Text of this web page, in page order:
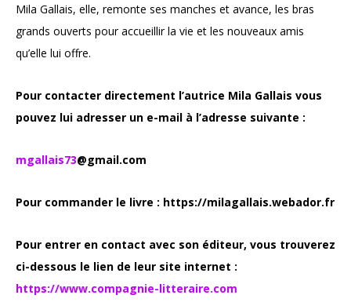
Mila Gallais, elle, remonte ses manches et avance, les bras
grands ouverts pour accueillir la vie et les nouveaux amis
qu’elle lui offre.
Pour contacter directement l’autrice Mila Gallais vous
pouvez lui adresser un e-mail à l’adresse suivante :
mgallais73@gmail.com
Pour commander le livre : https://milagallais.webador.fr
Pour entrer en contact avec son éditeur, vous trouverez
ci-dessous le lien de leur site internet :
https://www.compagnie-litteraire.com